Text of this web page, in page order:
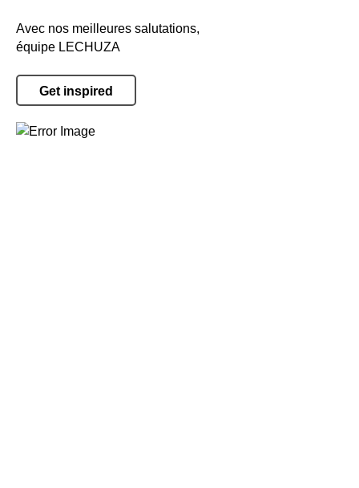
Avec nos meilleures salutations,
équipe LECHUZA
Get inspired